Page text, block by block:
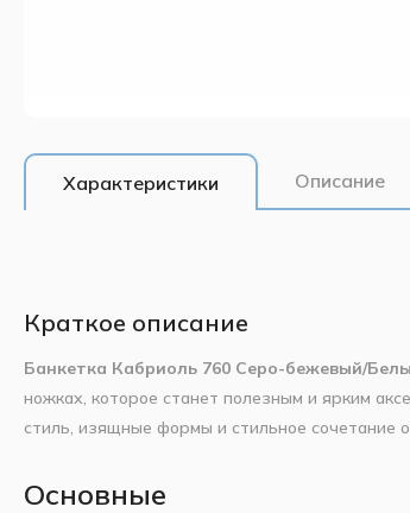
Характеристики Описание
Краткое описание
Банкетка Кабриоль 760 Серо-бежевый/
ножках, которое станет полезным и ярким
стиль, изящные формы и стильное сочетание
Каркас выполнен из массива дерева (цвет
Основные